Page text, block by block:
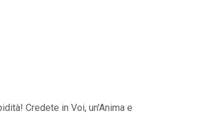
Credete in Voi, un'Anima e